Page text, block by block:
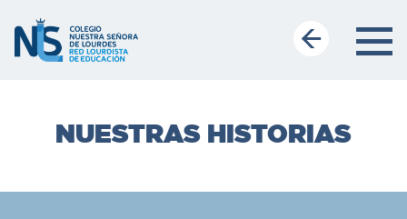
NUESTRAS HISTORIAS